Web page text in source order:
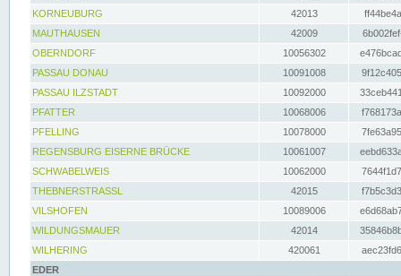
KORNEUBURG
42013
MAUTHAUSEN
42009
OBERNDORF
10056302
PASSAU DONAU
10091008
PASSAU ILZSTADT
10092000
PFATTER
10068006
PFELLING
10078000
REGENSBURG EISERNE BRÜCKE
10061007
SCHWABELWEIS
10062000
THEBNERSTRASSL
42015
VILSHOFEN
10089006
WILDUNGSMAUER
42014
WILHERING
420061
EDER